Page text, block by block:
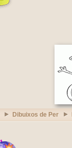
Dibuixos de Per